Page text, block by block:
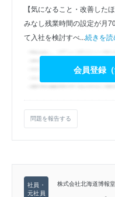
【気になること・改善した
みなし残業時間の設定が月
て入社を検討すべ...続きを
会員登録
問題を報告する
株式会社北海道博報